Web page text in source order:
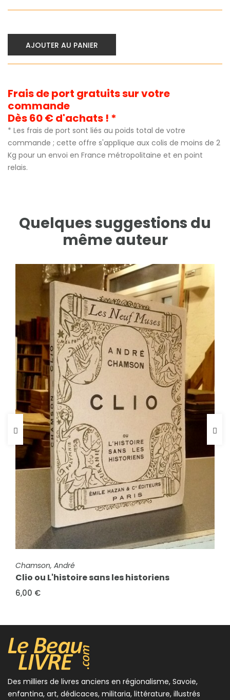
AJOUTER AU PANIER
Frais de port gratuits sur votre
commande
Dès 60 € d'achats ! *
* Les frais de port sont liés au poids total de votre
commande ; cette offre s'applique aux colis de moins de 2
Kg pour un envoi en France métropolitaine et en point
relais.
Quelques suggestions du
même auteur
FICHE COMPLÈTE
Chamson, André
Clio ou L'histoire sans les historiens
6,00 €
Des milliers de livres anciens en régionalisme, Savoie,
enfantina, art, dédicaces, militaria, littérature, illustrés